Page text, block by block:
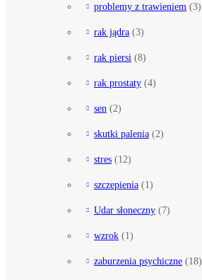
problemy z trawieniem (3)
rak jądra (3)
rak piersi (8)
rak prostaty (4)
sen (2)
skutki palenia (2)
stres (12)
szczepienia (1)
Udar słoneczny (7)
wzrok (1)
zaburzenia psychiczne (18)